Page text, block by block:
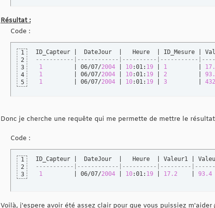
Résultat :
Code :
1
2
3
4
5
-----------|------------|----------|-----------
1
         | 06/07/
2004 10:01: 19 1
1
         | 06/07/
2004 10:01: 19 2
1
         | 06/07/
2004 10:01: 19 3
Donc je cherche une requête qui me permette de mettre le
Code :
1
2
3
-----------|------------|----------|---------
1
         | 06/07/
2004 10:01: 19 17.2 93.4
Voilà, j'espere avoir été assez clair pour que vous puissiez m'aider